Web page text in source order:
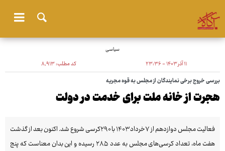
سیاسی
۱۱ آذر ۱۴۰۳ - ۲۳:۳۶ کد مطلب:۸٬۹۱۳
بررسی خروج برخی نمایندگان از مجلس به قوه مجریه
هجرت از خانه ملت برای خدمت در دولت
فعالیت مجلس دوازدهم از ۷خرداد ۱۴۰۳ با ۲۹۰کرسی شروع شد. اکنون بعد از گذشت
هفت ماه، تعداد کرسی‌های مجلس به عدد ۲۸۵ رسیده و این بدان معناست که پنج